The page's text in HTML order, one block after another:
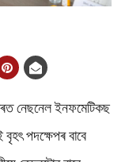
নেছনেল ইনফমেটিকছ
বৃহৎ পদক্ষেপৰ বাবে